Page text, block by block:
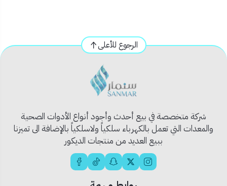
رشاش مرن متعدد الاتجاهاتلسهولة التنظيف
قسم تصفية مخصصلفرز الخضروات أو الأواني
والاستخدام العادي.
🔇عازل للصوتلراحة أكثر أثناء الاستخدام.
📦 محتويات المنتج:
الرجوع للأعلى
شركة متخصصة في بيع أحدث وأجود أنواع الأدوات الصحية
والمعدات التي تعمل بالكهرباء سلكياً ولاسلكياً بالإضافة الى تميزنا
ببيع العديد من منتجات الديكور